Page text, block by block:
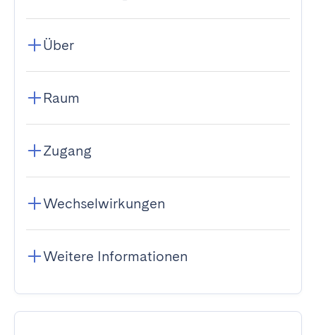
Über
Raum
Zugang
Wechselwirkungen
Weitere Informationen